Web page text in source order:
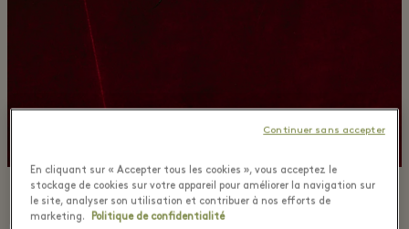
En cliquant sur « Accepter tous les cookies », vous acceptez le
stockage de cookies sur votre appareil pour améliorer la navigation sur
le site, analyser son utilisation et contribuer à nos efforts de
marketing.
Politique de confidentialité
Continuer sans accepter